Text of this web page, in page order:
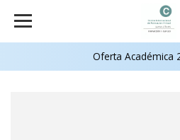
Oferta Académica